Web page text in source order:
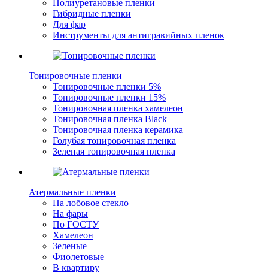
Полиуретановые пленки
Гибридные пленки
Для фар
Инструменты для антигравийных пленок
Тонировочные пленки
Тонировочные пленки 5%
Тонировочные пленки 15%
Тонировочная пленка хамелеон
Тонировочная пленка Black
Тонировочная пленка керамика
Голубая тонировочная пленка
Зеленая тонировочная пленка
Атермальные пленки
На лобовое стекло
На фары
По ГОСТУ
Хамелеон
Зеленые
Фиолетовые
В квартиру